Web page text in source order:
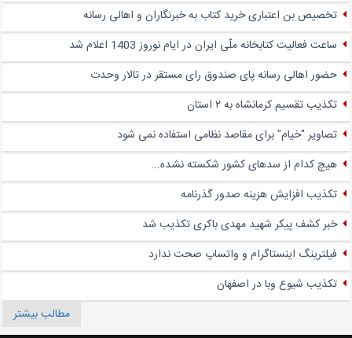
تخصیص بن اعتباری خرید کتاب به خبرنگاران و اهالی رسانه
ساعت فعالیت کتابخانه ملّی ایران در ایام نوروز 1403 اعلام شد
حضور اهالی رسانه پای صندوق‌ رای مستقر در تالار وحدت
تکذیب تقسیم کرمانشاه به ۲ استان
تصاویر "خیام" برای مقاصد نظامی استفاده نمی شود
هیچ کدام از سدهای کشور شکسته نشده...
تکذیب افزایش هزینه صدور گذرنامه
خبر کشف پیکر شهید مهدی باکری تکذیب شد
فیلترینگ اینستاگرام و واتساپ صحت ندارد
تکذیب شیوع وبا در اصفهان
مطالب بیشتر